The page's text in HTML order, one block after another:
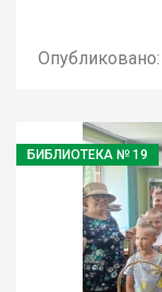
БИБЛИОТЕКА № 19